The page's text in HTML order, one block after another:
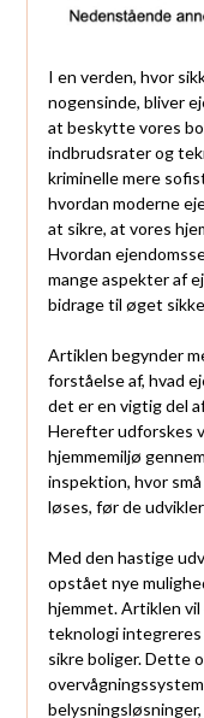
I en verden, hvor
nogensinde, bliver
at beskytte vores
indbrudsrater og
kriminelle mere
hvordan moderne
at sikre, at vores
Hvordan
mange aspekter af
bidrage til øget
Artiklen begynder
forståelse af, hvad
det er en vigtig del
Herefter udforskes
hjemmemiljø
inspektion, hvor
løses, før de
Med den hastige
opstået nye
hjemmet. Artiklen vil
teknologi integreres
sikre boliger. Dette